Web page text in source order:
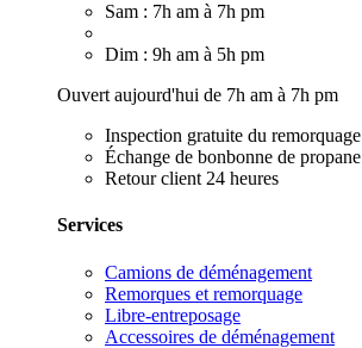
Sam : 7h am à 7h pm
Dim : 9h am à 5h pm
Ouvert aujourd'hui de 7h am à 7h pm
Inspection gratuite du remorquage
Échange de bonbonne de propane
Retour client 24 heures
Services
Camions de déménagement
Remorques et remorquage
Libre-entreposage
Accessoires de déménagement